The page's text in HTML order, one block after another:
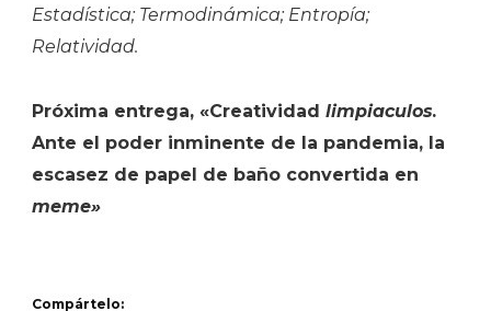
Estadística; Termodinámica; Entropía;
Relatividad.
Próxima entrega, «Creatividad limpiaculos.
Ante el poder inminente de la pandemia, la
escasez de papel de baño convertida en
meme»
Compártelo: